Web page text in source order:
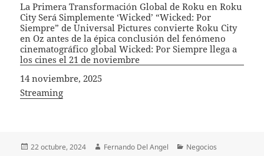
La Primera Transformación Global de Roku en Roku
City Será Simplemente ‘Wicked’ “Wicked: Por
Siempre” de Universal Pictures convierte Roku City
en Oz antes de la épica conclusión del fenómeno
cinematográfico global Wicked: Por Siempre llega a
los cines el 21 de noviembre
Fecha
14 noviembre, 2025
In relation to
Streaming
Publicado
22 octubre, 2024 Autor
Fernando Del Angel Categorías
Negocios